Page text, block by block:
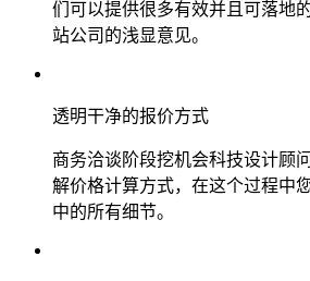
们可以提供很多有效并且可落地
站公司的浅显意见。
透明干净的报价方式
商务洽谈阶段挖机会科技设计顾
解价格计算方式，在这个过程中
中的所有细节。